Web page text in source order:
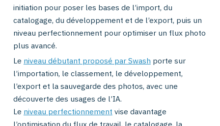
initiation pour poser les bases de l’import, du
catalogage, du développement et de l’export, puis un
niveau perfectionnement pour optimiser un flux photo
plus avancé.
Le niveau débutant proposé par Swash porte sur
l’importation, le classement, le développement,
l’export et la sauvegarde des photos, avec une
découverte des usages de l’IA.
Le niveau perfectionnement vise davantage
l’optimisation du flux de travail, le catalogage, la